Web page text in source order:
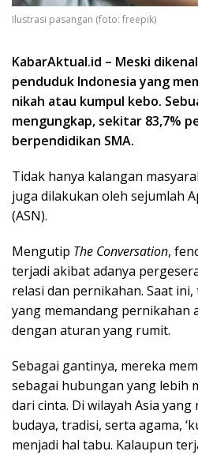
Ilustrasi pasangan (foto: freepik)
KabarAktual.id – Meski
penduduk Indonesia yang
nikah atau kumpul kebo.
mengungkap, sekitar 83,7%
berpendidikan SMA.
Tidak hanya kalangan
juga dilakukan oleh sejumlah
(ASN).
Mengutip The Conversation,
terjadi akibat adanya
relasi dan pernikahan. Saat
yang memandang pernikahan
dengan aturan yang rumit.
Sebagai gantinya, mereka
sebagai hubungan yang lebih
dari cinta. Di wilayah Asia
budaya, tradisi, serta agama,
menjadi hal tabu. Kalaupun